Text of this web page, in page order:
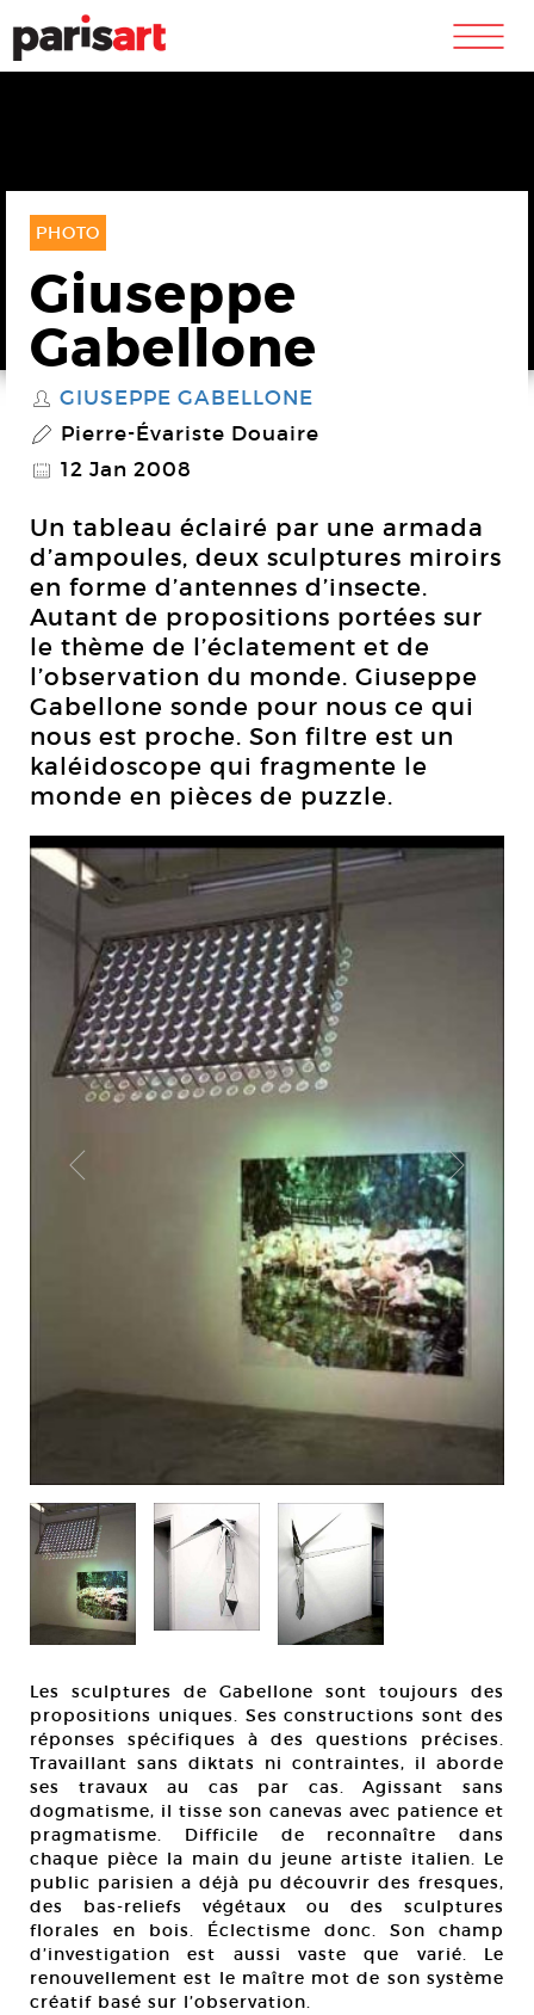
m
PHOTO
Giuseppe
Gabellone
S GIUSEPPE GABELLONE
P Pierre-Évariste Douaire
@ 12 Jan 2008
Un tableau éclairé par une armada
d’ampoules, deux sculptures miroirs
en forme d’antennes d’insecte.
Autant de propositions portées sur
le thème de l’éclatement et de
l’observation du monde. Giuseppe
Gabellone sonde pour nous ce qui
nous est proche. Son filtre est un
kaléidoscope qui fragmente le
monde en pièces de puzzle.
Les sculptures de Gabellone sont toujours des
propositions uniques. Ses constructions sont des
réponses spécifiques à des questions précises.
Travaillant sans diktats ni contraintes, il aborde
ses travaux au cas par cas. Agissant sans
dogmatisme, il tisse son canevas avec patience et
pragmatisme. Difficile de reconnaître dans
chaque pièce la main du jeune artiste italien. Le
public parisien a déjà pu découvrir des fresques,
des bas-reliefs végétaux ou des sculptures
florales en bois. Éclectisme donc. Son champ
d’investigation est aussi vaste que varié. Le
renouvellement est le maître mot de son système
créatif basé sur l’observation.